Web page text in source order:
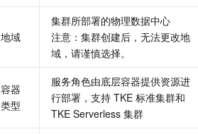
地域
集群所部署的物理数据中心
注意：集群创建后，无法更改地
域，请谨慎选择。
容器
类型
服务角色由底层容器提供资源进
行部署，支持 TKE 标准集群和
TKE Serverless 集群